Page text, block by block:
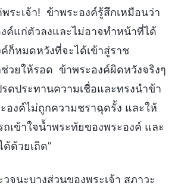
พระเจ้า! ข้าพระองค์รู้สึกเหมือนว่า
ค์แก่ตัวลงและไม่อาจทำหน้าที่ได้
ก็หมดหวังที่จะได้เข้าสู่ราช
วยให้รอด ข้าพระองค์ผิดหวังจริงๆ
ดประทานความเชื่อและทรงนำข้า
องค์ไม่ถูกความชราฉุดรั้ง และให้
เข้าใจน้ำพระทัยของพระองค์ และ
ด้วยเถิด”
จนะบางส่วนของพระเจ้า สภาวะ